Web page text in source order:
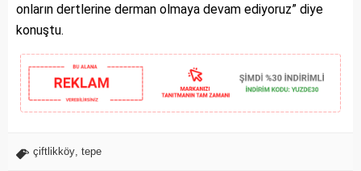
onların dertlerine derman olmaya devam ediyoruz” diye
konuştu.
çiftlikköy tepe